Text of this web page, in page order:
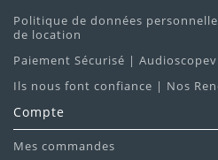
Politique de données
de location
Paiement Sécurisé |
Ils nous font confiance | Nos
Compte
Mes commandes